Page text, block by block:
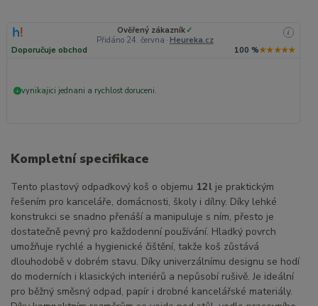
Ověřený zákazník ✓
Přidáno 24. června · Heureka.cz
i
Doporučuje obchod 100 %★★★★★
+ vynikajici jednani a rychlost doruceni.
Kompletní specifikace
Tento plastový odpadkový koš o objemu 12 l je praktickým
řešením pro kanceláře, domácnosti, školy i dílny. Díky lehké
konstrukci se snadno přenáší a manipuluje s ním, přesto je
dostatečně pevný pro každodenní používání. Hladký povrch
umožňuje rychlé a hygienické čištění, takže koš zůstává
dlouhodobě v dobrém stavu. Díky univerzálnímu designu se hodí
do moderních i klasických interiérů a nepůsobí rušivě. Je ideální
pro běžný směsný odpad, papír i drobné kancelářské materiály.